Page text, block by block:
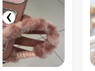
›